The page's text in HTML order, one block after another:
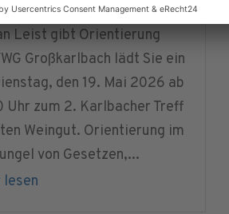
Leist gibt Orientierung
Großkarlbach lädt Sie ein
den 19. Mai 2026 ab
Uhr zum 2. Karlbacher Treff
Weingut. Orientierung im
von Gesetzen,...
lesen